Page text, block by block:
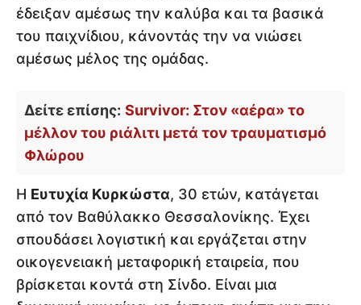
έδειξαν αμέσως την καλύβα και τα βασικά
του παιχνίδιου, κάνοντάς την να νιώσει
αμέσως μέλος της ομάδας.
Δείτε επίσης: Survivor: Στον «αέρα» το
μέλλον του ριάλιτι μετά τον τραυματισμό
Φλώρου
Η Ευτυχία Κυρκώστα, 30 ετών, κατάγεται
από τον Βαθύλακκο Θεσσαλονίκης. Έχει
σπουδάσει λογιστική και εργάζεται στην
οικογενειακή μεταφορική εταιρεία, που
βρίσκεται κοντά στη Σίνδο. Είναι μια